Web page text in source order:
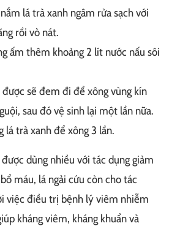
lá trà xanh ngâm rửa sạch với
rồi vò nát.
ấm thêm khoảng 2 lít nước nấu sôi
sẽ đem đi để xông vùng kín
sau đó vệ sinh lại một lần nữa.
lá trà xanh để xông 3 lần.
dùng nhiều với tác dụng giảm
máu, lá ngải cứu còn cho tác
việc điều trị bệnh lý viêm nhiễm
kháng viêm, kháng khuẩn và